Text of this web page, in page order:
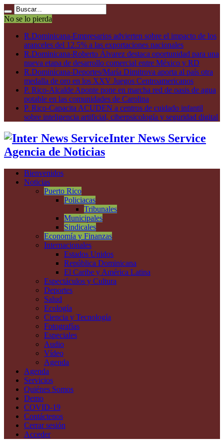
No se lo pierda
R.Dominicana-Empresarios advierten sobre el impacto de los
aranceles del 12.5% a las exportaciones nacionales
R.Dominicana-Roberto Álvarez destaca oportunidad para una
nueva etapa de desarrollo comercial entre México y RD
R.Dominicana-Deportes/María Dimitrova aporta al país otra
medalla de oro en los XXV Juegos Centroamericanos
P. Rico-Alcalde Aponte pone en marcha red de oasis de agua
potable en las comunidades de Carolina
P. Rico-Capacita ACUDEN a centros de cuidado infantil
sobre inteligencia artificial, ciberpsicología y seguridad digital
Inter News Service
Agencia de Noticias
Bienvenidos
Noticias
Puerto Rico
Policiacas
Tribunales
Municipales
Sindicales
Economía y Finanzas
Internacionales
Estados Unidos
República Dominicana
El Caribe y América Latina
Espectáculos y Cultura
Deportes
Salud
Ecología
Ciencia y Tecnología
Fotografías
Especiales
Audio
Vídeo
Agenda
Agenda
Servicios
Quiénes Somos
Demo
COVID-19
Contáctenos
Cerrar sesión
Acceder